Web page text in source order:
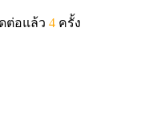
ต่อแล้ว 4 ครั้ง